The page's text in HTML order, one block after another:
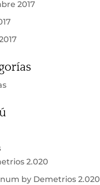
2017
2.020
by Demetrios 2.020